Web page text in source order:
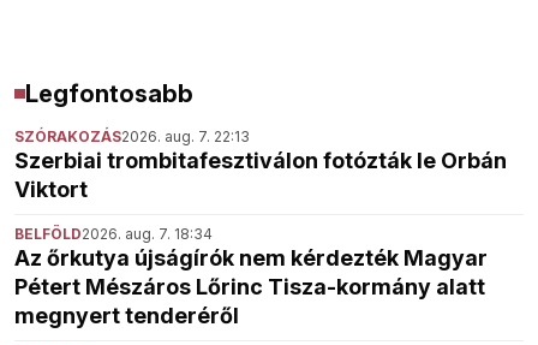
Legfontosabb
SZÓRAKOZÁS2026. aug. 7. 22:13
Szerbiai trombitafesztiválon fotózták le Orbán
Viktort
BELFÖLD2026. aug. 7. 18:34
Az őrkutya újságírók nem kérdezték Magyar
Pétert Mészáros Lőrinc Tisza-kormány alatt
megnyert tenderéről